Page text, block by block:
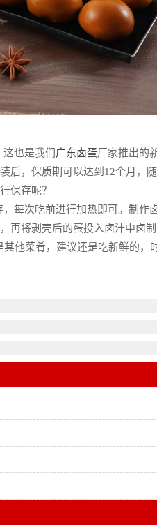
也是我们 广东卤蛋厂家推出的
后，保质期可以达到12个月，
保存呢？
次吃前进行加热即可。制作
再将剥壳后的蛋投入卤汁中卤
他菜肴，建议还是吃新鲜的，